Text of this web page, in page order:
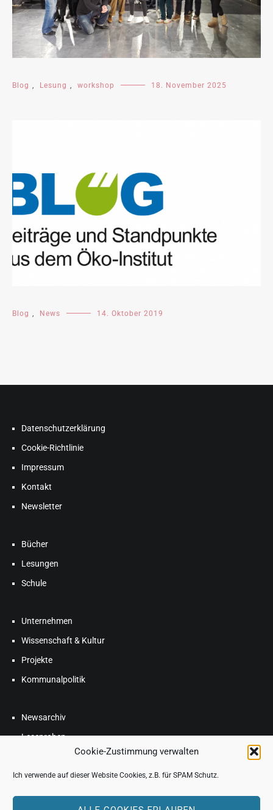
Cookie-Zustimmung verwalten
Ich verwende auf dieser Website Cookies, z.B. für SPAM Schutz.
Blog , Lesung , workshop 18. November 2025
Blog , News 14. Oktober 2019
Datenschutzerklärung
Cookie-Richtlinie
Impressum
Kontakt
Newsletter
Bücher
Lesungen
Schule
Unternehmen
Wissenschaft & Kultur
Projekte
Kommunalpolitik
Newsarchiv
Leseproben
FAQ